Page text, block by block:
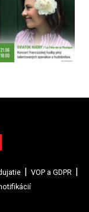
VOP a GDPR